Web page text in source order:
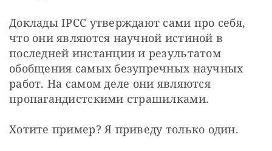
Доклады IPCC утверждают сами про себя,
что они являются научной истиной в
последней инстанции и результатом
обобщения самых безупречных научных
работ. На самом деле они являются
пропагандистскими страшилками.
Хотите пример? Я приведу только один.